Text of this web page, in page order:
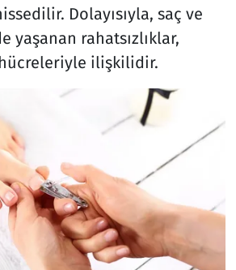
Dolayısıyla, saç ve
yaşanan rahatsızlıklar,
ilişkilidir.